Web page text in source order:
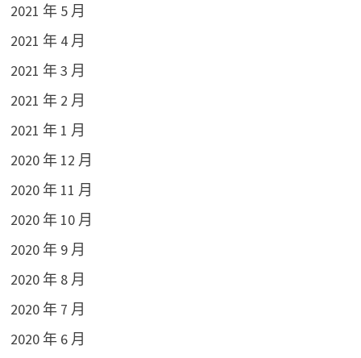
2021 年 5 月
2021 年 4 月
2021 年 3 月
2021 年 2 月
2021 年 1 月
2020 年 12 月
2020 年 11 月
2020 年 10 月
2020 年 9 月
2020 年 8 月
2020 年 7 月
2020 年 6 月